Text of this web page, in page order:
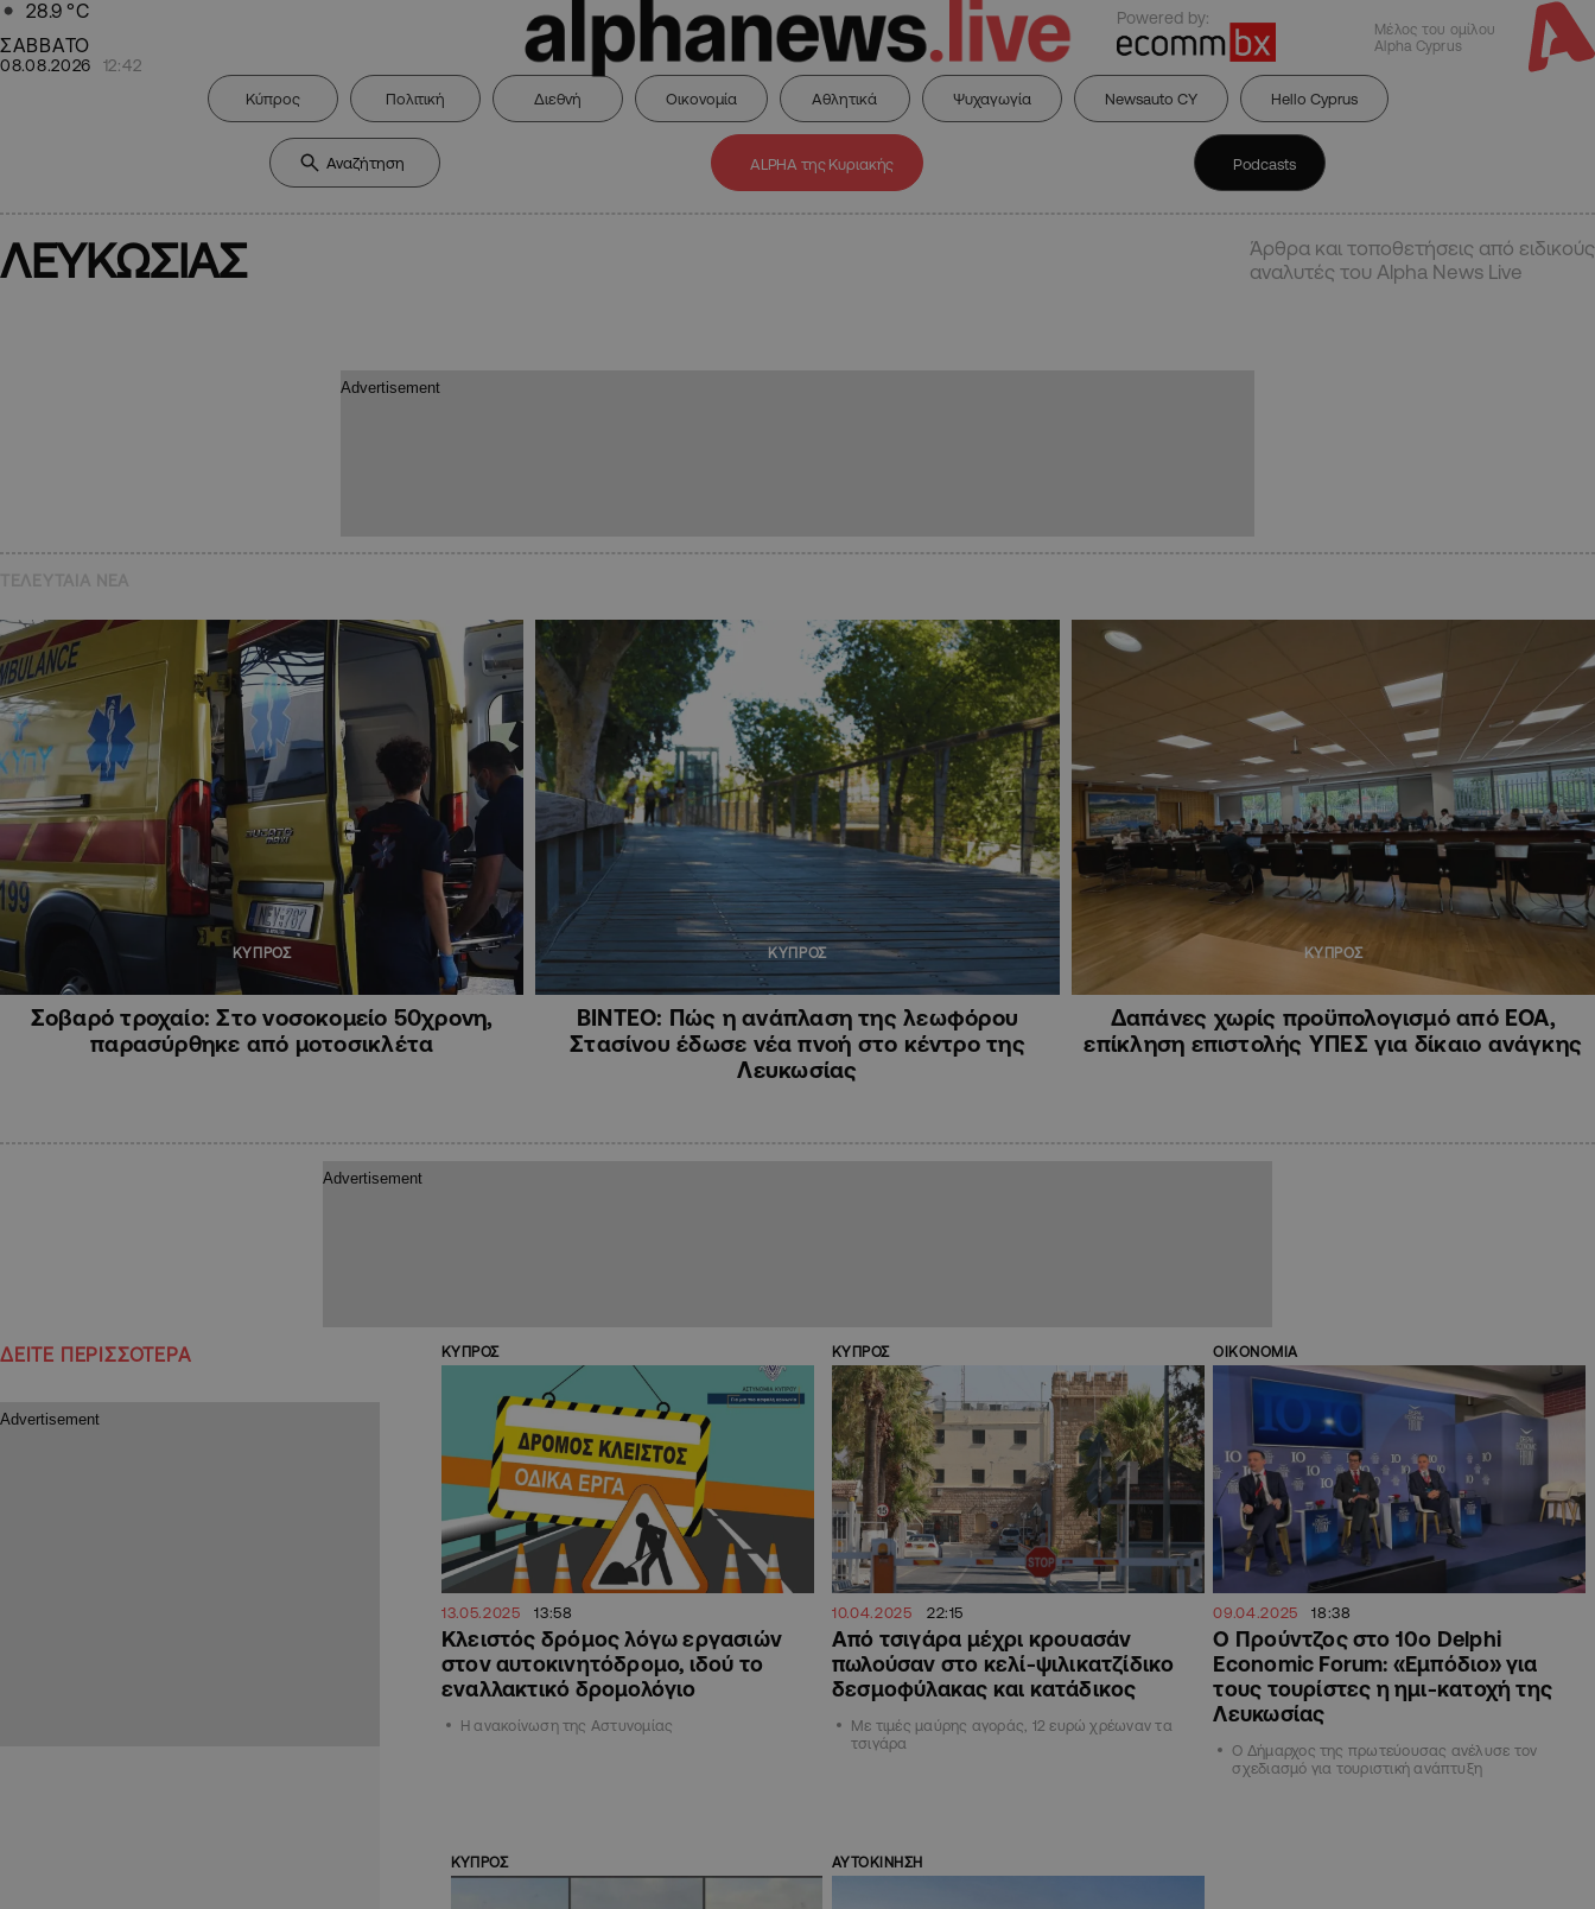
28.9 °C
ΣΑΒΒΑΤΟ
08.08.2026 12:42
Powered by:
Μέλος του ομίλου
Alpha Cyprus
Κύπρος Πολιτική Διεθνή Οικονομία Αθλητικά Ψυχαγωγία Newsauto CY Hello Cyprus
ALPHA της Κυριακής Podcasts
ΛΕΥΚΩΣΙΑΣ
Άρθρα και τοποθετήσεις από ειδικούς
αναλυτές του Alpha News Live
ΚΥΠΡΟΣ
Σοβαρό τροχαίο: Στο νοσοκομείο 50χρονη,
παρασύρθηκε από μοτοσικλέτα
ΚΥΠΡΟΣ
ΒΙΝΤΕΟ: Πώς η ανάπλαση της λεωφόρου
Στασίνου έδωσε νέα πνοή στο κέντρο της
Λευκωσίας
ΚΥΠΡΟΣ
Δαπάνες χωρίς προϋπολογισμό από ΕΟΑ,
επίκληση επιστολής ΥΠΕΣ για δίκαιο ανάγκης
ΔΕΙΤΕ ΠΕΡΙΣΣΟΤΕΡΑ ΚΥΠΡΟΣ
13.05.2025 13:58
Κλειστός δρόμος λόγω εργασιών
στον αυτοκινητόδρομο, ιδού το
εναλλακτικό δρομολόγιο
Η ανακοίνωση της Αστυνομίας
ΚΥΠΡΟΣ
10.04.2025 22:15
Από τσιγάρα μέχρι κρουασάν
πωλούσαν στο κελί-ψιλικατζίδικο
δεσμοφύλακας και κατάδικος
Με τιμές μαύρης αγοράς, 12 ευρώ χρέωναν τα
τσιγάρα
ΟΙΚΟΝΟΜΙΑ
09.04.2025 18:38
Ο Προύντζος στο 10ο Delphi
Economic Forum: «Εμπόδιο» για
τους τουρίστες η ημι-κατοχή της
Λευκωσίας
Ο Δήμαρχος της πρωτεύουσας ανέλυσε τον
σχεδιασμό για τουριστική ανάπτυξη
ΚΥΠΡΟΣ ΑΥΤΟΚΙΝΗΣΗ